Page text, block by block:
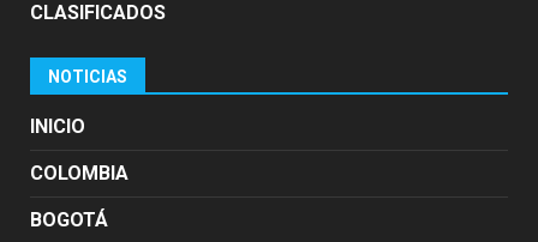
CLASIFICADOS
NOTICIAS
INICIO
COLOMBIA
BOGOTÁ